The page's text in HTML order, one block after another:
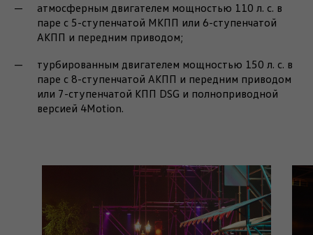
атмосферным двигателем мощностью 110 л. с. в
паре с 5-ступенчатой МКПП или 6-ступенчатой
АКПП и передним приводом;
турбированным двигателем мощностью 150 л. с. в
паре с 8-ступенчатой АКПП и передним приводом
или 7-ступенчатой КПП DSG и полноприводной
версией 4Motion.